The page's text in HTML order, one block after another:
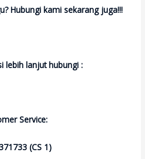
Hubungi kami sekarang juga!!!
lebih lanjut hubungi :
Service:
(CS 1)